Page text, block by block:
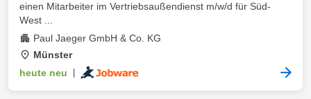
einen Mitarbeiter im Vertriebsaußendienst m/w/d für Süd-
West ...
Paul Jaeger GmbH & Co. KG
Münster
heute neu